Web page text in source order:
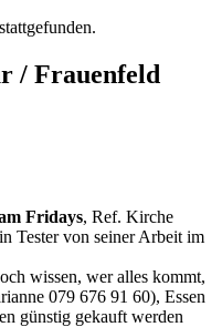
/ Frauenfeld
Fridays, Ref. Kirche
Tester von seiner Arbeit im
wissen, wer alles kommt,
079 676 91 60), Essen
günstig gekauft werden